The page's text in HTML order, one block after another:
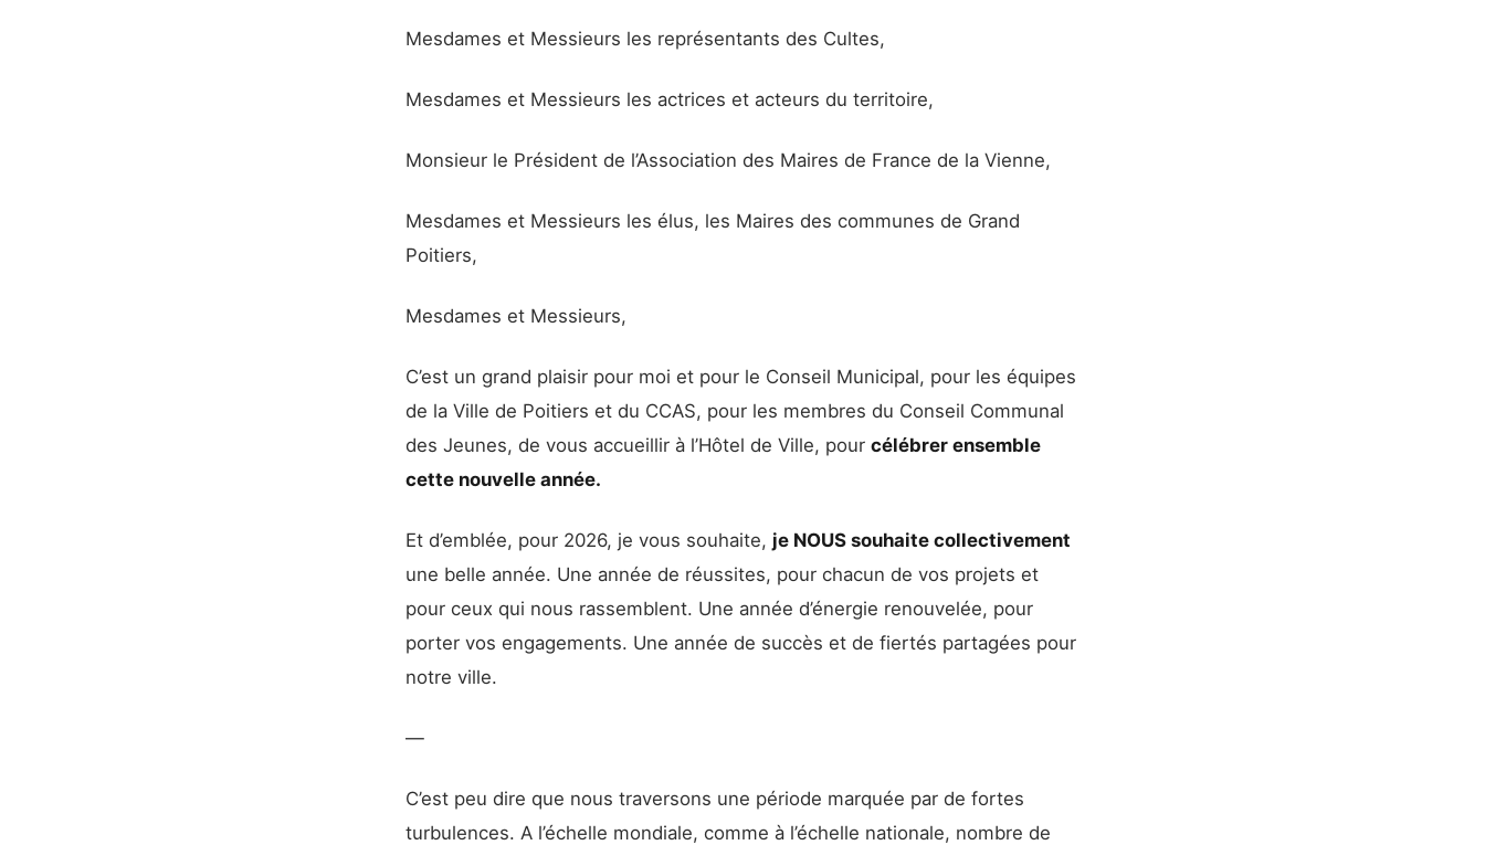
Mesdames et Messieurs les représentants des Cultes,
Mesdames et Messieurs les actrices et acteurs du territoire,
Monsieur le Président de l’Association des Maires de France de la Vienne,
Mesdames et Messieurs les élus, les Maires des communes de Grand
Poitiers,
Mesdames et Messieurs,
C’est un grand plaisir pour moi et pour le Conseil Municipal, pour les équipes
de la Ville de Poitiers et du CCAS, pour les membres du Conseil Communal
des Jeunes, de vous accueillir à l’Hôtel de Ville, pour célébrer ensemble
cette nouvelle année.
Et d’emblée, pour 2026, je vous souhaite, je NOUS souhaite collectivement
une belle année. Une année de réussites, pour chacun de vos projets et
pour ceux qui nous rassemblent. Une année d’énergie renouvelée, pour
porter vos engagements. Une année de succès et de fiertés partagées pour
notre ville.
—
C’est peu dire que nous traversons une période marquée par de fortes
turbulences. A l’échelle mondiale, comme à l’échelle nationale, nombre de